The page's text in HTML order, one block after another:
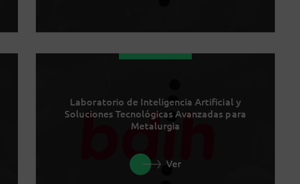
Laboratorio de Inteligencia Artificial y
Soluciones Tecnológicas Avanzadas para
Metalurgia
Ver